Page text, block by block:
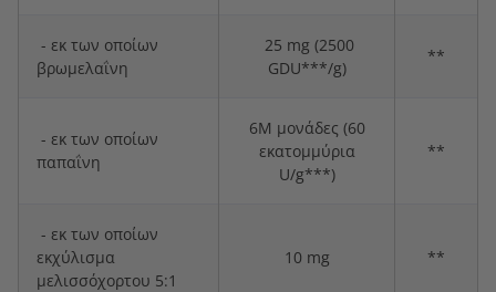
- εκ των οποίων
βρωμελαΐνη
25 mg (2500
GDU***/g)
**
- εκ των οποίων
παπαΐνη
6M μονάδες (60
εκατομμύρια
U/g***)
**
- εκ των οποίων
εκχύλισμα
μελισσόχορτου 5:1
10 mg **